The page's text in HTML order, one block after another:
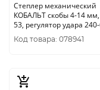
Степлер механический
КОБАЛЬТ скобы 4-14 мм, тип
53, регулятор удара
Код товара: 078941